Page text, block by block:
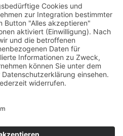
Geschäftszeiten nur